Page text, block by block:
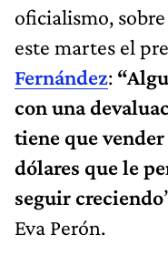
oficialismo,
este martes el
Fernández:
con una
tiene que
dólares que le
seguir creciendo
Eva Perón.